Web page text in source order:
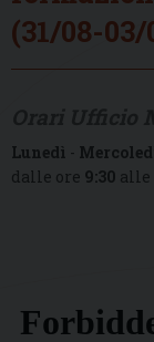
(31/08-03/
Lunedì -
dalle ore 9:30 alle